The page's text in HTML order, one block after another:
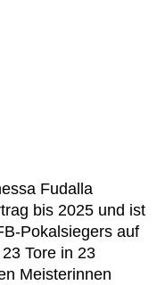
Fudalla
bis 2025 und ist
Pokalsiegers auf
Tore in 23
Meisterinnen